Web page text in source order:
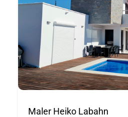
Maler Heiko Labahn